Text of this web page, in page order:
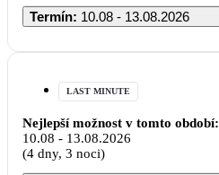
Termín: 10.08 - 13.08.2026
LAST MINUTE
Nejlepší možnost v tomto období:
10.08 - 13.08.2026
(4 dny, 3 noci)